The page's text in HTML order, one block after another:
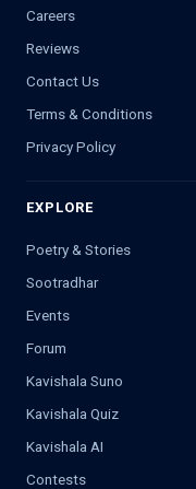
Careers
Reviews
Contact Us
Terms & Conditions
Privacy Policy
EXPLORE
Poetry & Stories
Sootradhar
Events
Forum
Kavishala Suno
Kavishala Quiz
Kavishala AI
Contests